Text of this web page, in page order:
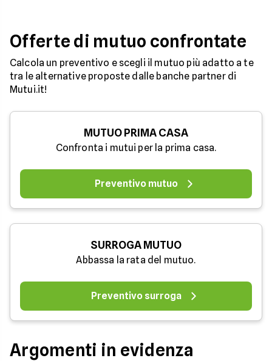
Offerte di mutuo confrontate
Calcola un preventivo e scegli il mutuo più adatto a te
tra le alternative proposte dalle banche partner di
Mutui.it!
MUTUO PRIMA CASA
Confronta i mutui per la prima casa.
Preventivo mutuo
SURROGA MUTUO
Abbassa la rata del mutuo.
Preventivo surroga
Argomenti in evidenza